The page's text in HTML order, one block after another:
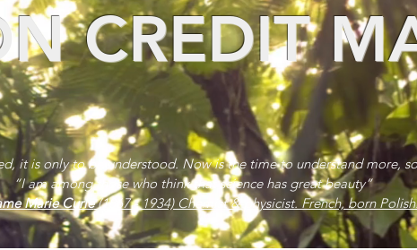
CREDIT
it is only to be understood. Now is the time to understand more,
“I am among those who think that science has great beauty”
Marie Curie(1867 - 1934) Chemist & physicist. French, born